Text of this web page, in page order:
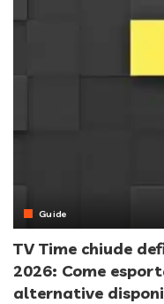
Guide
TV Time chiude
2026: Come
alternative